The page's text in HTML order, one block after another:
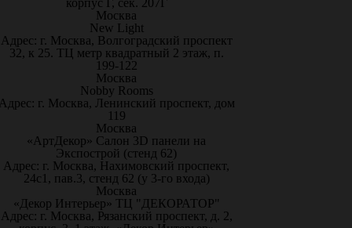
Москва
New Light
Адрес: г. Москва, Волгоградский проспект
32, к 25. ТЦ метр квадратный 2 этаж, п.
199-122
Москва
Nobby Rooms
г. Москва, Ленинский проспект, дом
119
Москва
«АртДекор» Салон 3D панели на
Экспострой (стенд 62)
Адрес: г. Москва, Нахимовский проспект,
24с1, пав.3, стенд 62 (у 3-го входа)
Москва
«Декор Интерьер» ТЦ "ДЕКОРАТОР"
Адрес: г. Москва, Рязанский проспект, д. 2,